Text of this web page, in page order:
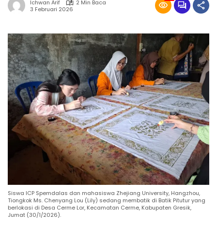
Ichwan Arif
2 Min Baca
3 Februari 2026
Siswa ICP Spemdalas dan mahasiswa Zhejiang University, Hangzhou,
Tiongkok Ms. Chenyang Lou (Lily) sedang membatik di Batik Pitutur yang
berlokasi di Desa Cerme Lor, Kecamatan Cerme, Kabupaten Gresik,
Jumat (30/1/2026).